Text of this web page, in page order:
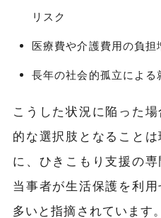
リスク
医療費や介護費用の負担
長年の社会的孤立による
こうした状況に陥った
的な選択肢となること
に、ひきこもり支援の
当事者が生活保護を利
多いと指摘されています。